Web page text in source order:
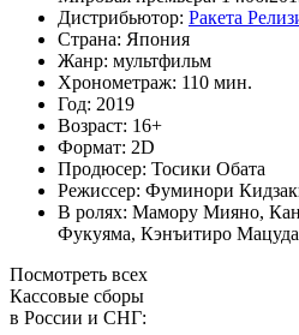
Дистрибьютор: Ракета
Страна: Япония
Жанр: мультфильм
Хронометраж: 110 мин.
Год: 2019
Возраст: 16+
Формат: 2D
Продюсер: Тосики Обата
Режиссер: Фуминори
В ролях: Мамору Мияно,
Фукуяма, Кэнъитиро Мацуда
Посмотреть всех
Кассовые сборы
в России и СНГ: